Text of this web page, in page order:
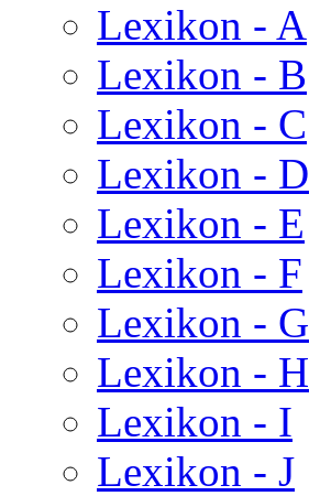
Lexikon - A
Lexikon - B
Lexikon - C
Lexikon - D
Lexikon - E
Lexikon - F
Lexikon - G
Lexikon - H
Lexikon - I
Lexikon - J